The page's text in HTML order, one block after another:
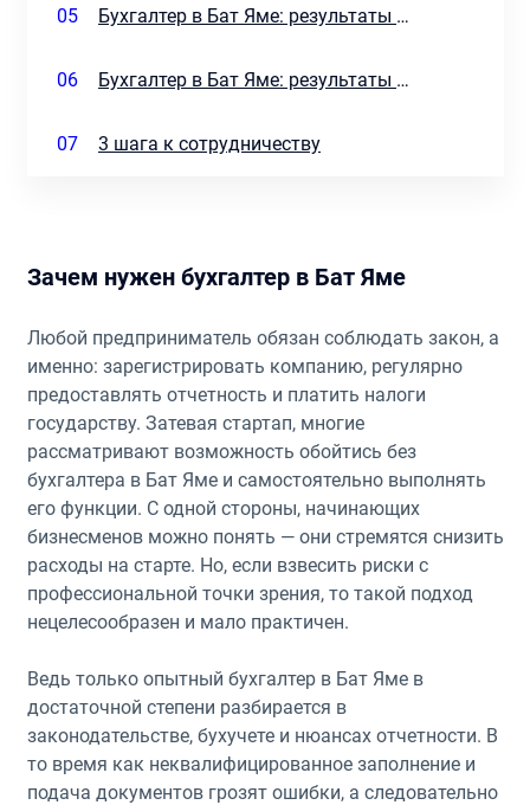
05 Бухгалтер в Бат Яме: результаты для руководителя
06 Бухгалтер в Бат Яме: результаты для собственника компании
07 3 шага к сотрудничеству
Зачем нужен бухгалтер в Бат Яме
Любой предприниматель обязан соблюдать закон, а
именно: зарегистрировать компанию, регулярно
предоставлять отчетность и платить налоги
государству. Затевая стартап, многие
рассматривают возможность обойтись без
бухгалтера в Бат Яме и самостоятельно выполнять
его функции. С одной стороны, начинающих
бизнесменов можно понять — они стремятся снизить
расходы на старте. Но, если взвесить риски с
профессиональной точки зрения, то такой подход
нецелесообразен и мало практичен.
Ведь только опытный бухгалтер в Бат Яме в
достаточной степени разбирается в
законодательстве, бухучете и нюансах отчетности. В
то время как неквалифицированное заполнение и
подача документов грозят ошибки, а следовательно